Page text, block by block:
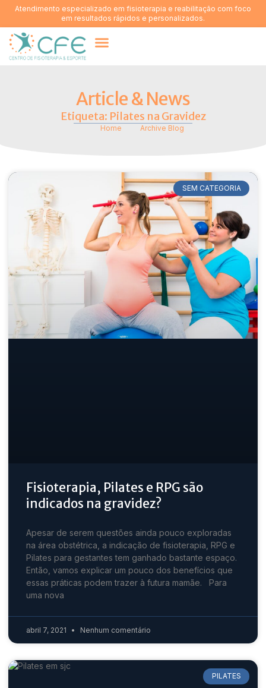
Atendimento especializado em fisioterapia e reabilitação com foco
em resultados rápidos e personalizados.
Article & News
Etiqueta: Pilates na Gravidez
Home Archive Blog
SEM CATEGORIA
Fisioterapia, Pilates e RPG são
indicados na gravidez?
Apesar de serem questões ainda pouco exploradas
na área obstétrica, a indicação de fisioterapia, RPG e
Pilates para gestantes tem ganhado bastante espaço.
Então, vamos explicar um pouco dos benefícios que
essas práticas podem trazer à futura mamãe. Para
uma nova
abril 7, 2021 Nenhum comentário
PILATES